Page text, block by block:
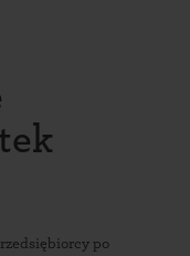
po